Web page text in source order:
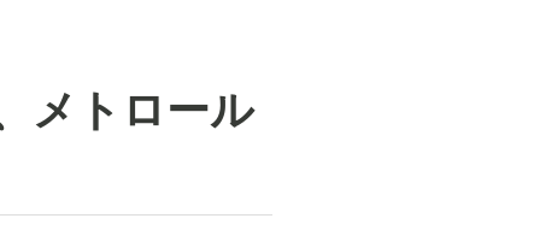
メトロール